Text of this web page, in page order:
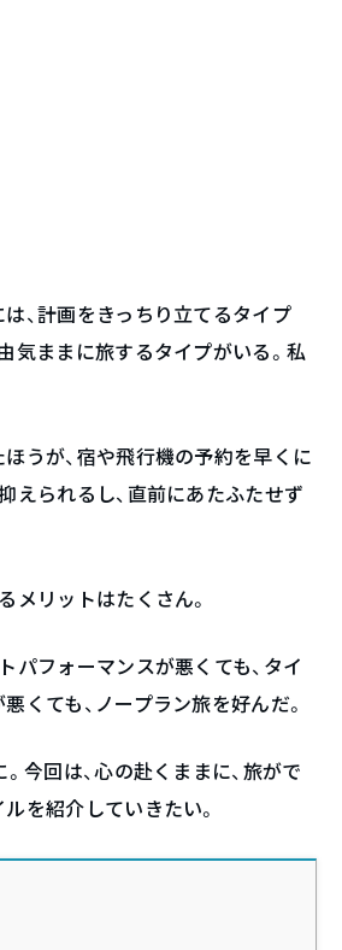
、計画をきっちり立てるタイプ
気ままに旅するタイプがいる。私
うが、宿や飛行機の予約を早くに
えられるし、直前にあたふたせず
メリットはたくさん。
パフォーマンスが悪くても、タイ
くても、ノープラン旅を好んだ。
。今回は、心の赴くままに、旅がで
を紹介していきたい。